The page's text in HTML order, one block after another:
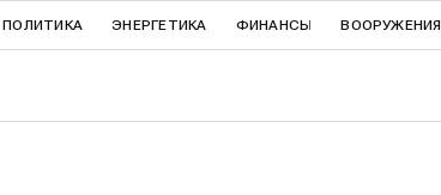
ПОЛИТИКА ЭНЕРГЕТИКА ФИНАНСЫ ВООРУЖЕНИЯ